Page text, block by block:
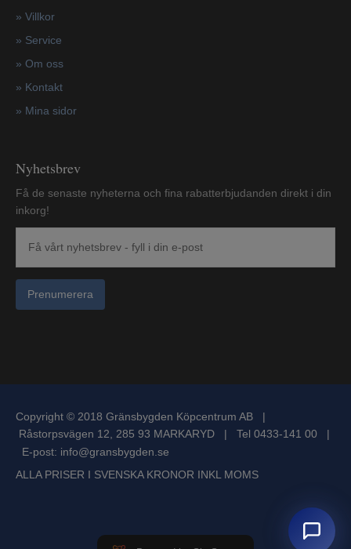
» Villkor
» Service
» Om oss
» Kontakt
» Mina sidor
Nyhetsbrev
Få de senaste nyheterna och fina rabatterbjudanden direkt i din
inkorg!
Prenumerera
Copyright © 2018 Gränsbygden Köpcentrum AB |
Råstorpsvägen 12, 285 93 MARKARYD | Tel 0433-141 00 |
E-post: info@gransbygden.se
ALLA PRISER I SVENSKA KRONOR INKL MOMS